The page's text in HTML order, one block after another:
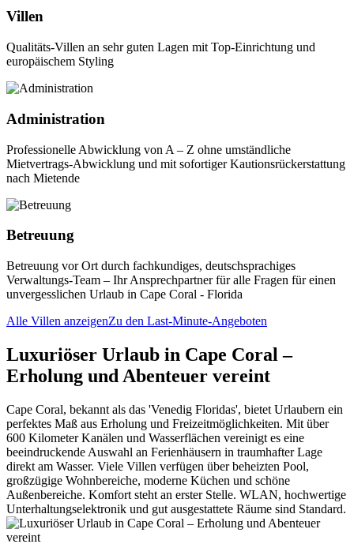
Villen
Qualitäts-Villen an sehr guten Lagen mit Top-Einrichtung und
europäischem Styling
Administration
Professionelle Abwicklung von A – Z ohne umständliche
Mietvertrags-Abwicklung und mit sofortiger Kautionsrückerstattung
nach Mietende
Betreuung
Betreuung vor Ort durch fachkundiges, deutschsprachiges
Verwaltungs-Team – Ihr Ansprechpartner für alle Fragen für einen
unvergesslichen Urlaub in Cape Coral - Florida
Alle Villen anzeigenZu den Last-Minute-Angeboten
Luxuriöser Urlaub in Cape Coral –
Erholung und Abenteuer vereint
Cape Coral, bekannt als das 'Venedig Floridas', bietet Urlaubern ein
perfektes Maß aus Erholung und Freizeitmöglichkeiten. Mit über
600 Kilometer Kanälen und Wasserflächen vereinigt es eine
beeindruckende Auswahl an Ferienhäusern in traumhafter Lage
direkt am Wasser. Viele Villen verfügen über beheizten Pool,
großzügige Wohnbereiche, moderne Küchen und schöne
Außenbereiche. Komfort steht an erster Stelle. WLAN, hochwertige
Unterhaltungselektronik und gut ausgestattete Räume sind Standard.